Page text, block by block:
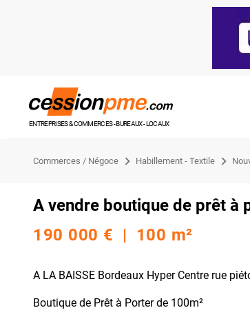
ENTREPRISES & COMMERCES - BUREAUX - LOCAUX
Commerces / Négoce Habillement - Textile
A vendre boutique de prêt à
190 000 € | 100 m²
A LA BAISSE Bordeaux Hyper Centre rue
Boutique de Prêt à Porter de 100m²